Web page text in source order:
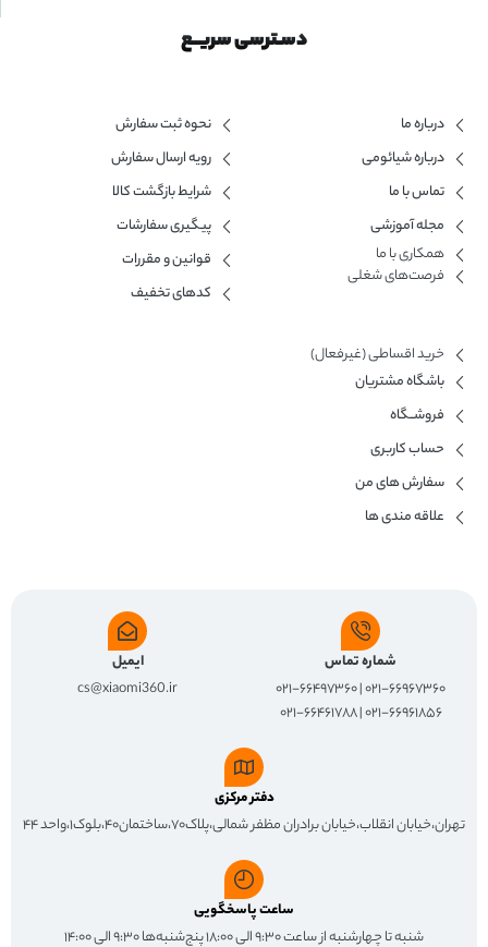
دسـترسی سریــع
درباره ما
درباره شیائومی
تماس با ما
مجله آموزشی
همکاری با ما​
فرصت‌های شغلی
نحوه ثبت سفارش
رویه ارسال سفارش
شرایط بازگشت کالا
پیگیری سفارشات
قوانین و مقررات
کدهای تخفیف
خرید اقساطی (غیرفعال)
باشگاه مشتریان
فروشــگاه
حساب کاربری
سفارش های من
علاقه مندی ها
شماره تماس
۰۲۱-۶۶۹۶۷۳۶۰ | ۰۲۱-۶۶۴۹۷۳۶۰
۰۲۱-۶۶۹۶۱۸۵۶ | ۰۲۱-۶۶۴۶۱۷۸۸
ایمیل
cs@xiaomi360.ir
دفتر مرکزی
تهران،خیابان انقلاب،خیابان برادران مظفر شمالی،پلاک۷۰،ساختمان۴۰،بلوک۱،واحد ۴۴
ساعت پاسخگویی
شنبه تا چهارشنبه از ساعت ۹:۳۰ الی ۱۸:۰۰ پنج‌شنبه‌ها ۹:۳۰ الی ۱۴:۰۰